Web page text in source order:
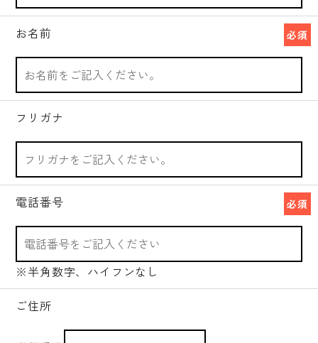
お名前 必須
フリガナ
電話番号 必須
※半角数字、ハイフンなし
ご住所